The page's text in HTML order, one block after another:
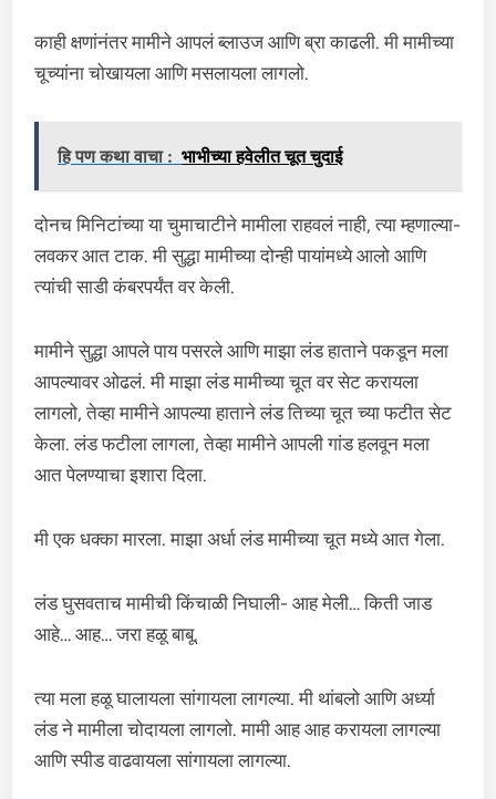
काही क्षणांनंतर मामीने आपलं ब्लाउज आणि ब्रा काढली. मी मामीच्या
चूच्यांना चोखायला आणि मसलायला लागलो.
हि पण कथा वाचा : भाभीच्या हवेलीत चूत चुदाई
दोनच मिनिटांच्या या चुमाचाटीने मामीला राहवलं नाही, त्या म्हणाल्या-
लवकर आत टाक. मी सुद्धा मामीच्या दोन्ही पायांमध्ये आलो आणि
त्यांची साडी कंबरपर्यंत वर केली.
मामीने सुद्धा आपले पाय पसरले आणि माझा लंड हाताने पकडून मला
आपल्यावर ओढलं. मी माझा लंड मामीच्या चूत वर सेट करायला
लागलो, तेव्हा मामीने आपल्या हाताने लंड तिच्या चूत च्या फटीत सेट
केला. लंड फटीला लागला, तेव्हा मामीने आपली गांड हलवून मला
आत पेलण्याचा इशारा दिला.
मी एक धक्का मारला. माझा अर्धा लंड मामीच्या चूत मध्ये आत गेला.
लंड घुसवताच मामीची किंचाळी निघाली- आह मेली… किती जाड
आहे… आह… जरा हळू बाबू.
त्या मला हळू घालायला सांगायला लागल्या. मी थांबलो आणि अर्ध्या
लंड ने मामीला चोदायला लागलो. मामी आह आह करायला लागल्या
आणि स्पीड वाढवायला सांगायला लागल्या.